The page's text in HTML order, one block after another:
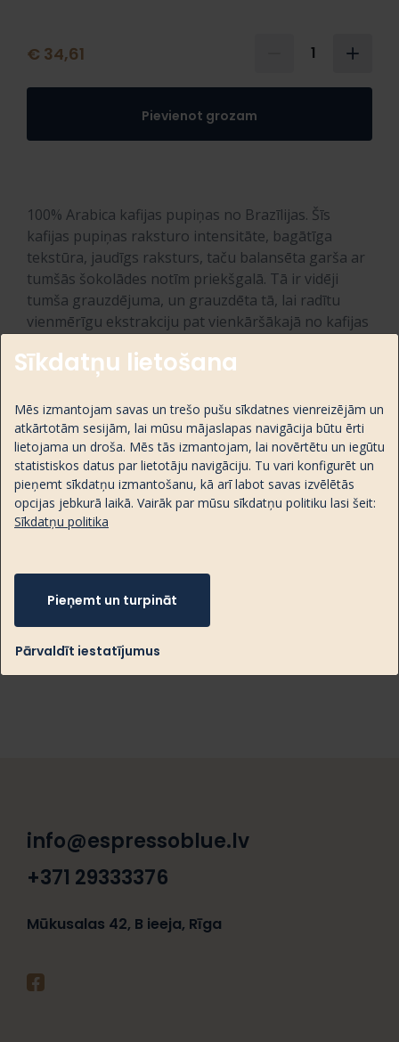
€ 34,61 1
Pievienot grozam
100% Arabica kafijas pupiņas no Brazīlijas. Šīs
kafijas pupiņas raksturo intensitāte, bagātīga
tekstūra, jaudīgs raksturs, taču balansēta garša ar
tumšās šokolādes notīm priekšgalā. Tā ir vidēji
tumša grauzdējuma, un grauzdēta tā, lai radītu
vienmērīgu ekstrakciju pat vienkāršākajā no kafijas
"August's" zīmols ir mūsdienīgs, krāšņs zīmols, ar
skaistām ilustrācijām, tiešu vēstījumu, kas sniedz
augstas ekspektācijas. Šīs ekspektācijas tiek
nodotas caur augstvērtīgu garšu. Kafijas pupiņas
tiek grauzdētas tepat Latvijā, tātad vienmēr svaigas
saglabājot aromātu un garšu, kā arī tās tiek
iegūtas tiešās tirdzniecības veidā, nodrošinot pilnu
to izsekojamību līdz kafijas pupiņu audzētājam, kas
August’s kafijas pupiņas tiek iepakotas
monomateriāla iepakojumā - tas atļauj šo
iepakojumu šķirošanu un pārstrādi.
info@espressoblue.lv
+371 29333376
Mūkusalas 42, B ieeja, Rīga
Sīkdatņu lietošana
Mēs izmantojam savas un trešo pušu sīkdatnes vienreizējām un
atkārtotām sesijām, lai mūsu mājaslapas navigācija būtu ērti
lietojama un droša. Mēs tās izmantojam, lai novērtētu un iegūtu
statistiskos datus par lietotāju navigāciju. Tu vari konfigurēt un
pieņemt sīkdatņu izmantošanu, kā arī labot savas izvēlētās
opcijas jebkurā laikā. Vairāk par mūsu sīkdatņu politiku lasi šeit:
Sīkdatņu politika
Pieņemt un turpināt
Pārvaldīt iestatījumus